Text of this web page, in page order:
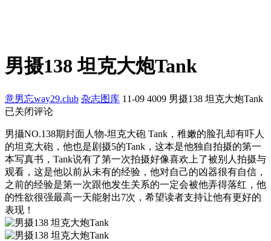
男摄138 坦克大炮Tank
意男忘way29.club 杂志图库 11-09 4009 男摄138 坦克大炮Tank
已关闭评论
男攝NO.138期封面人物-坦克大砲 Tank，稚嫩的脸孔却有吓人
的坦克大砲，他也是剧摄5的Tank，这本是他独自拍摄的第一
本写真书，Tank说有了第一次拍摄好像喜欢上了被别人拍摄与
观看，这是他以前从未有的经验，他对自己的凶器很有自信，
之前的经验是第一次跟他发生关系的一定会被他弄得落红，他
的性欲很强最高一天能射出7次，希望读者支持让他有更好的
表现！